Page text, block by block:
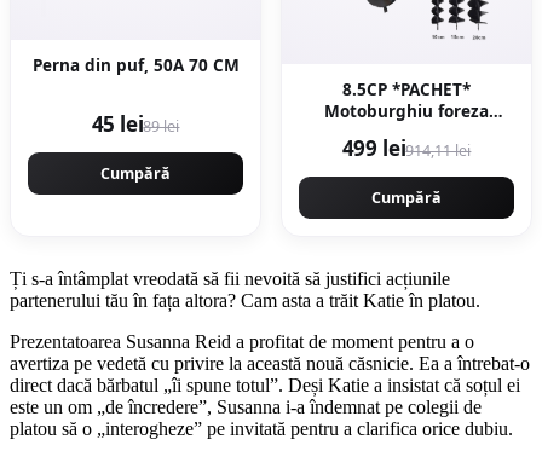
Perna din puf, 50A 70 CM
45 lei89 lei
Cumpără
8.5CP *PACHET*
Motoburghiu foreza
9200rpm Professional, 3
burghie incluse (100, 150,
200) GT4350 CAMPION
CMP4350
499 lei914,11 lei
Cumpără
Ți s-a întâmplat vreodată să fii nevoită să justifici acțiunile
partenerului tău în fața altora? Cam asta a trăit Katie în platou.
Prezentatoarea Susanna Reid a profitat de moment pentru a o
avertiza pe vedetă cu privire la această nouă căsnicie. Ea a întrebat-o
direct dacă bărbatul „îi spune totul”. Deși Katie a insistat că soțul ei
este un om „de încredere”, Susanna i-a îndemnat pe colegii de
platou să o „interogheze” pe invitată pentru a clarifica orice dubiu.